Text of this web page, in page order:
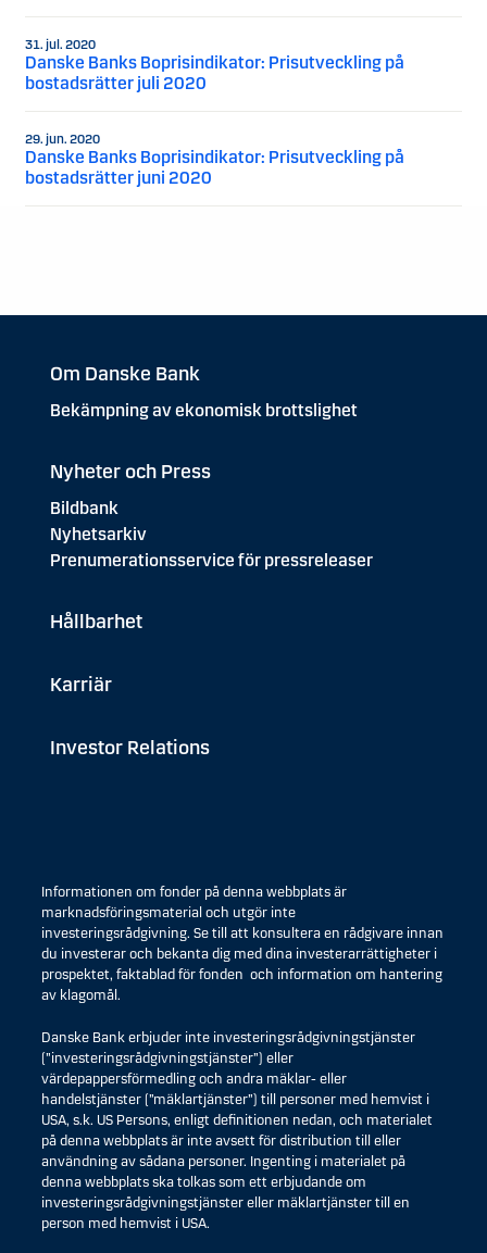
31. jul. 2020
Danske Banks Boprisindikator: Prisutveckling på
bostadsrätter juli 2020
29. jun. 2020
Danske Banks Boprisindikator: Prisutveckling på
bostadsrätter juni 2020
Om Danske Bank
Bekämpning av ekonomisk brottslighet
Nyheter och Press
Bildbank
Nyhetsarkiv
Prenumerationsservice för pressreleaser
Hållbarhet
Karriär
Investor Relations
Informationen om fonder på denna webbplats är
marknadsföringsmaterial och utgör inte
investeringsrådgivning. Se till att konsultera en rådgivare innan
du investerar och bekanta dig med dina investerarrättigheter i
prospektet, faktablad för fonden och information om hantering
av klagomål.
Danske Bank erbjuder inte investeringsrådgivningstjänster
(”investeringsrådgivningstjänster”) eller
värdepappersförmedling och andra mäklar- eller
handelstjänster (”mäklartjänster”) till personer med hemvist i
USA, s.k. US Persons, enligt definitionen nedan, och materialet
på denna webbplats är inte avsett för distribution till eller
användning av sådana personer. Ingenting i materialet på
denna webbplats ska tolkas som ett erbjudande om
investeringsrådgivningstjänster eller mäklartjänster till en
person med hemvist i USA.